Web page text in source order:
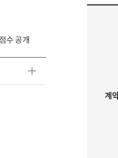
수 공개
계